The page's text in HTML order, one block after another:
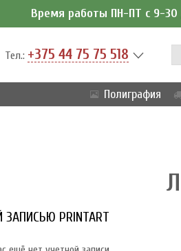
Время работы ПН-ПТ с 9-30
Тел.: +375 44 75 75 518
Полиграфия
PRINTART